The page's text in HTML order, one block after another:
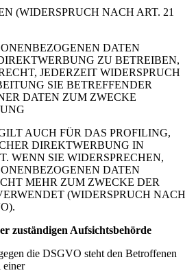
(WIDERSPRUCH NACH ART. 21
DATEN
ZU BETREIBEN,
JEDERZEIT WIDERSPRUCH
SIE BETREFFENDER
DATEN ZUM ZWECKE
AUCH FÜR DAS PROFILING,
DIREKTWERBUNG IN
WENN SIE WIDERSPRECHEN,
DATEN
MEHR ZUM ZWECKE DER
(WIDERSPRUCH NACH
zuständigen Aufsichtsbehörde
die DSGVO steht den Betroffenen
einer